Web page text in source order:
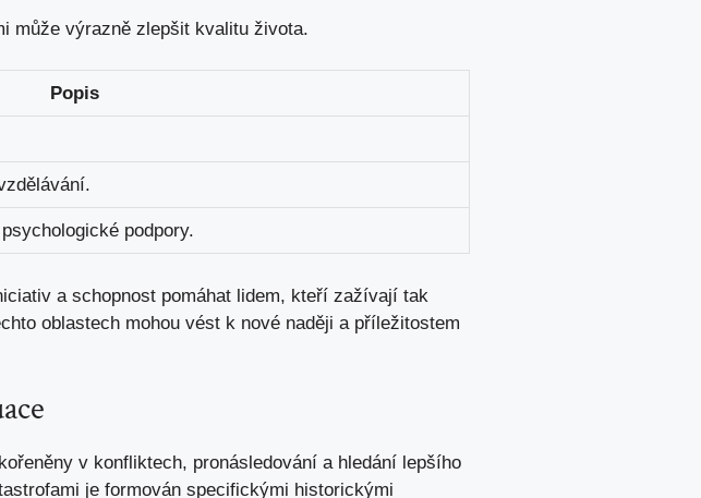
může výrazně zlepšit kvalitu života.
Popis
podpory.
a schopnost pomáhat lidem, kteří zažívají tak
oblastech mohou vést k nové naději a příležitostem
v konfliktech, pronásledování a hledání lepšího
je formován specifickými historickými